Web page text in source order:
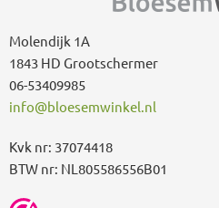
Molendijk 1A
1843 HD Grootschermer
06-53409985
info@bloesemwinkel.nl
Kvk nr: 37074418
BTW nr: NL805586556B01